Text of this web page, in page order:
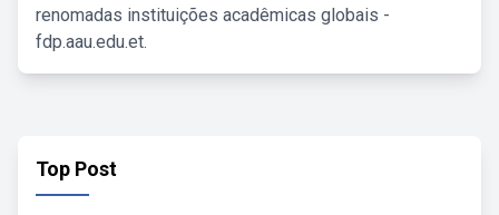
renomadas instituições acadêmicas globais -
fdp.aau.edu.et.
Top Post